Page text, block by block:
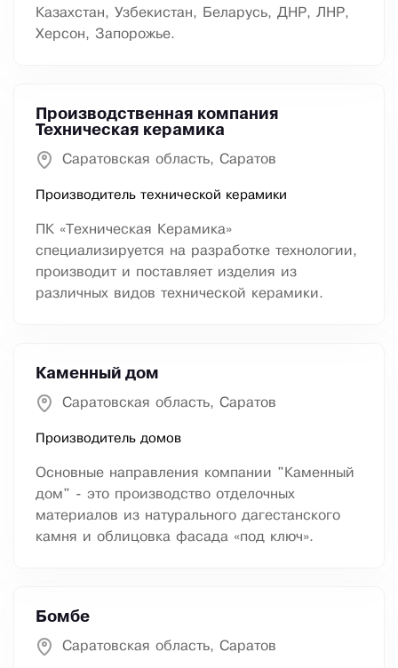
Казахстан, Узбекистан, Беларусь, ДНР, ЛНР,
Херсон, Запорожье.
Производственная компания
Техническая керамика
Саратовская область, Саратов
Производитель технической керамики
ПК «Техническая Керамика»
специализируется на разработке технологии,
производит и поставляет изделия из
различных видов технической керамики.
Каменный дом
Саратовская область, Саратов
Производитель домов
Основные направления компании "Каменный
дом" - это производство отделочных
материалов из натурального дагестанского
камня и облицовка фасада «под ключ».
Бомбе
Саратовская область, Саратов